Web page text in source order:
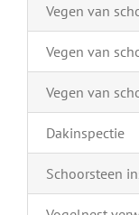
Vegen van
Vegen van
Vegen van
Dakinspectie
Schoorsteen